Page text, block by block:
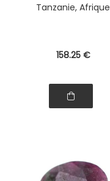
Tanzanie, Afrique
158.25 €